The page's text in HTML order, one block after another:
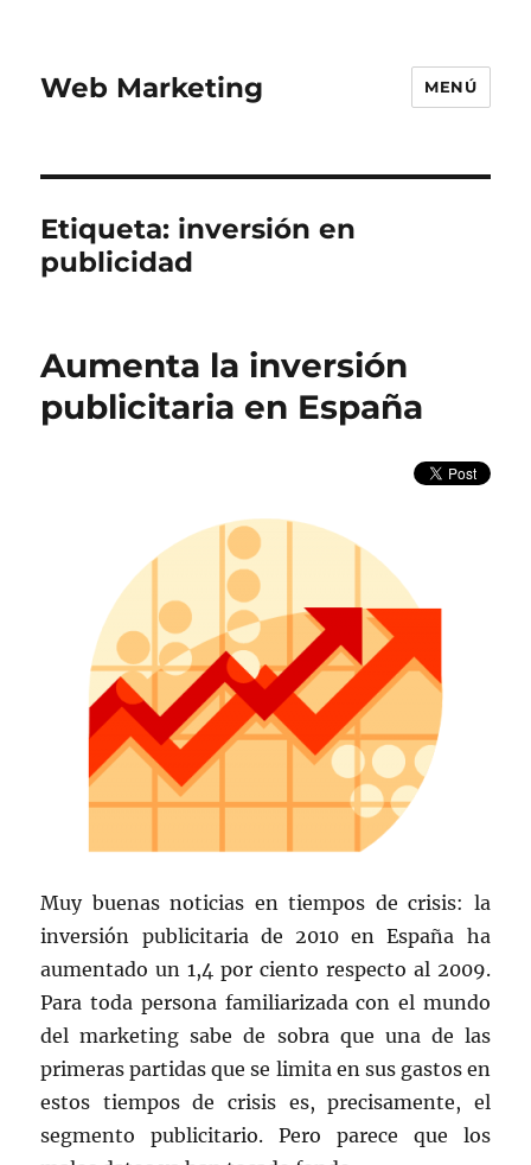
Web Marketing MENÚ
Etiqueta: inversión en
publicidad
Aumenta la inversión
publicitaria en España
Muy buenas noticias en tiempos de crisis: la
inversión publicitaria de 2010 en España ha
aumentado un 1,4 por ciento respecto al 2009.
Para toda persona familiarizada con el mundo
del marketing sabe de sobra que una de las
primeras partidas que se limita en sus gastos en
estos tiempos de crisis es, precisamente, el
segmento publicitario. Pero parece que los